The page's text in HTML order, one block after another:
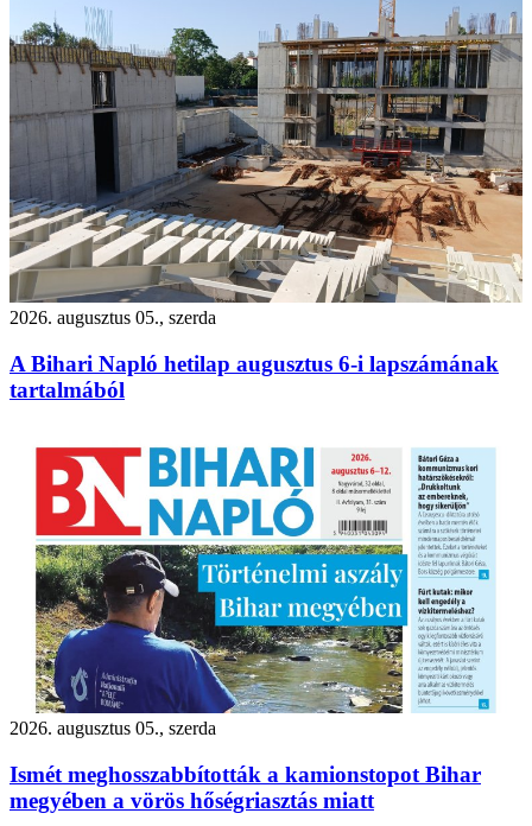
2026. augusztus 05., szerda
A Bihari Napló hetilap augusztus 6-i lapszámának
tartalmából
2026. augusztus 05., szerda
Ismét meghosszabbították a kamionstopot Bihar
megyében a vörös hőségriasztás miatt